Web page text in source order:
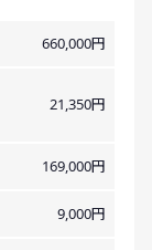
660,000円
21,350円
169,000円
9,000円